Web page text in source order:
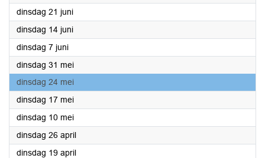
dinsdag 21 juni2022
dinsdag 14 juni2022
dinsdag 7 juni2022
dinsdag 31 mei2022
dinsdag 24 mei2022
dinsdag 17 mei2022
dinsdag 10 mei2022
dinsdag 26 april2022
dinsdag 19 april2022